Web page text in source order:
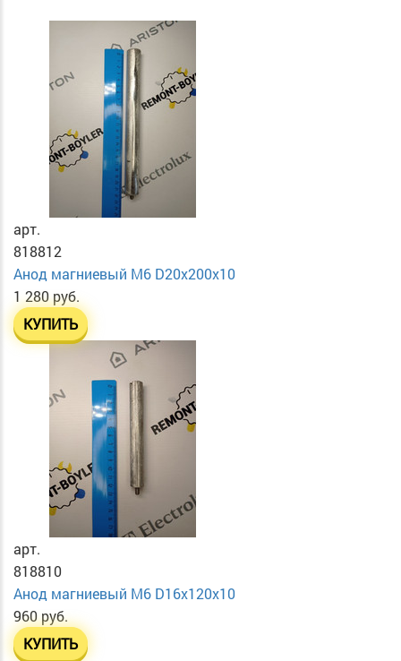
арт.
818812
Анод магниевый М6 D20х200х10
1 280 руб.
КУПИТЬ
арт.
818810
Анод магниевый М6 D16х120х10
960 руб.
КУПИТЬ